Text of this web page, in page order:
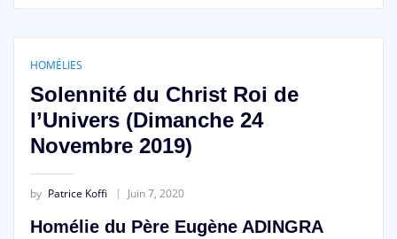
HOMÉLIES
Solennité du Christ Roi de
l’Univers (Dimanche 24
Novembre 2019)
by Patrice Koffi Juin 7, 2020
Homélie du Père Eugène ADINGRA